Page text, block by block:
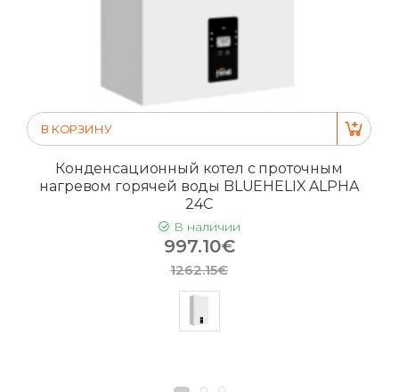
В КОРЗИНУ
Конденсационный котел с проточным
нагревом горячей воды BLUEHELIX ALPHA
24C
В наличии
997.10€
1262.15€